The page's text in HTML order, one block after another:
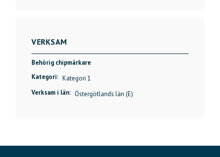
VERKSAM
Behörig chipmärkare
Kategori: Kategori 1
Verksam i län: Östergötlands län (E)